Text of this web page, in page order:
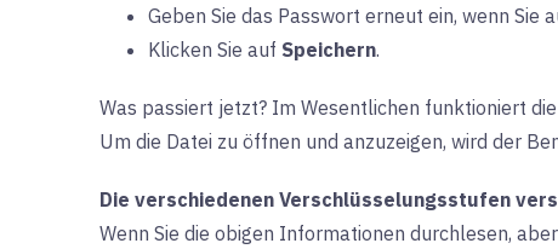
Geben Sie das Passwort erneut ein, wenn
Klicken Sie auf Speichern.
Was passiert jetzt? Im Wesentlichen funktioniert
Um die Datei zu öffnen und anzuzeigen, wird der
Die verschiedenen Verschlüsselungsstufen
Wenn Sie die obigen Informationen durchlesen,